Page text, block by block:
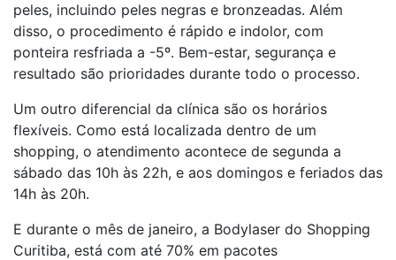
peles, incluindo peles negras e bronzeadas. Além
disso, o procedimento é rápido e indolor, com
ponteira resfriada a -5º. Bem-estar, segurança e
resultado são prioridades durante todo o processo.
Um outro diferencial da clínica são os horários
flexíveis. Como está localizada dentro de um
shopping, o atendimento acontece de segunda a
sábado das 10h às 22h, e aos domingos e feriados das
14h às 20h.
E durante o mês de janeiro, a Bodylaser do Shopping
Curitiba, está com até 70% em pacotes